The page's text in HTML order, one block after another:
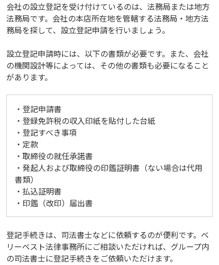
会社の設立登記を受け付けているのは、法務局または地方
法務局です。会社の本店所在地を管轄する法務局・地方法
務局を探して、設立登記申請を行いましょう。
設立登記申請時には、以下の書類が必要です。また、会社
の機関設計等によっては、その他の書類も必要になること
があります。
・登記申請書
・登録免許税の収入印紙を貼付した台紙
・登記すべき事項
・定款
・取締役の就任承諾書
・発起人および取締役の印鑑証明書（ない場合は代用
書類）
・払込証明書
・印鑑（改印）届出書
登記手続きは、司法書士などに依頼するのが便利です。ベ
リーベスト法律事務所にご相談いただければ、グループ内
の司法書士に登記手続きをご依頼いただけます。